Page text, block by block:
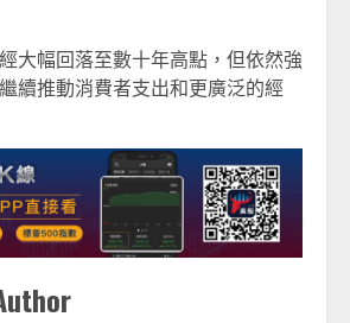
大幅回落至數十年高點，但依然強
續推動消費者支出和更廣泛的經